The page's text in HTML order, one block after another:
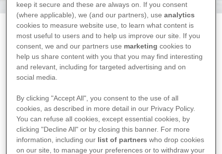
V oblasti profesního růstu a rozvoje je naším cílem
poskytnout všem kolegyním a kolegům příležitost
následovat svoji cestu a rozvíjet své schopnosti,
představovat pouze tradiční vertikální růst na
pomyslném kariérním žebříčku, tedy růst do vyšších
pozic. Může se jednat také o nelineární růst, v naší
terminologii tzv. zig-zag rozvoj – rozvoj do jiných
keep it secure and these are always on. If you consent
(where applicable), we (and our partners), useanalytics
cookies to measure website use, to learn what content is
most useful to users and to help us improve our site. If you
consent, we and our partners use marketing cookies to
help us share content with you that you may find interesting
and relevant, including for targeted advertising and on
social media.
By clicking "Accept All", you consent to the use of all
cookies, as described in more detail in our Privacy Policy.
You can refuse all cookies, except essential cookies, by
clicking "Decline All" or by closing this banner. For more
information, including our list of partners who drop cookies
on our site, to manage your preferences or to withdraw your